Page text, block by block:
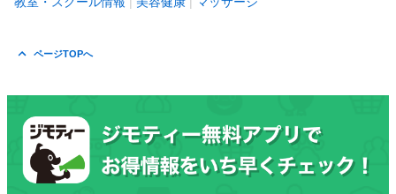
ページTOPへ